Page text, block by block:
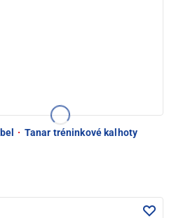
· Tanar tréninkové kalhoty